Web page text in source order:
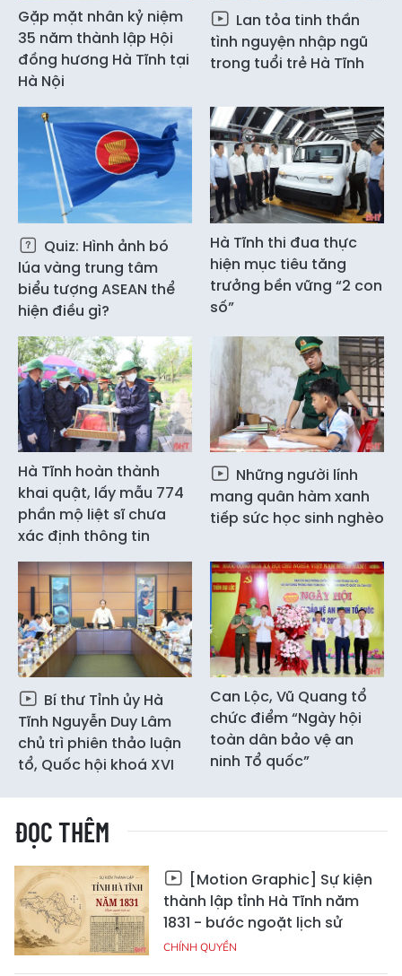
Gặp mặt nhân kỷ niệm
35 năm thành lập Hội
đồng hương Hà Tĩnh tại
Hà Nội
Lan tỏa tinh thần
tình nguyện nhập ngũ
trong tuổi trẻ Hà Tĩnh
Quiz: Hình ảnh bó
lúa vàng trung tâm
biểu tượng ASEAN thể
hiện điều gì?
Hà Tĩnh thi đua thực
hiện mục tiêu tăng
trưởng bền vững “2 con
số”
Hà Tĩnh hoàn thành
khai quật, lấy mẫu 774
phần mộ liệt sĩ chưa
xác định thông tin
Những người lính
mang quân hàm xanh
tiếp sức học sinh nghèo
Bí thư Tỉnh ủy Hà
Tĩnh Nguyễn Duy Lâm
chủ trì phiên thảo luận
tổ, Quốc hội khoá XVI
Can Lộc, Vũ Quang tổ
chức điểm “Ngày hội
toàn dân bảo vệ an
ninh Tổ quốc”
ĐỌC THÊM
[Motion Graphic] Sự kiện
thành lập tỉnh Hà Tĩnh năm
1831 - bước ngoặt lịch sử
CHÍNH QUYỀN